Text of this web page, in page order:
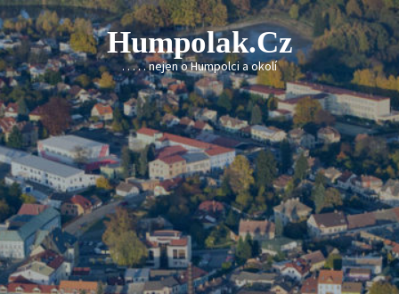
Skip
to
content
Humpolak.cz
. . . . . nejen o Humpolci a okolí